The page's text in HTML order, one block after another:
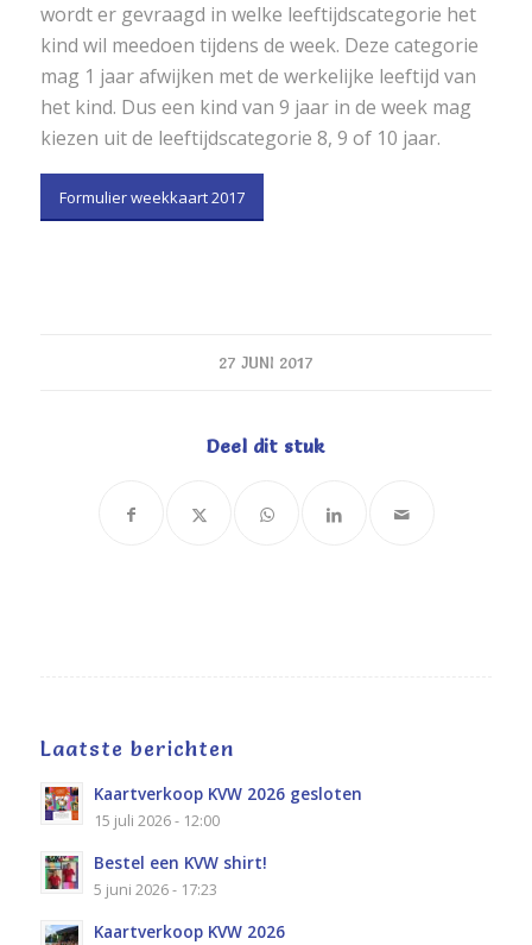
wordt er gevraagd in welke leeftijdscategorie het
kind wil meedoen tijdens de week. Deze categorie
mag 1 jaar afwijken met de werkelijke leeftijd van
het kind. Dus een kind van 9 jaar in de week mag
kiezen uit de leeftijdscategorie 8, 9 of 10 jaar.
Formulier weekkaart 2017
27 JUNI 2017
Deel dit stuk
Laatste berichten
Kaartverkoop KVW 2026 gesloten
15 juli 2026 - 12:00
Bestel een KVW shirt!
5 juni 2026 - 17:23
Kaartverkoop KVW 2026